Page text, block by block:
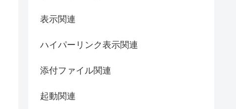
表示関連
ハイパーリンク表示関連
添付ファイル関連
起動関連